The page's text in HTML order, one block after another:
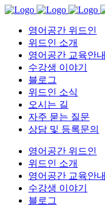
영어공간 위드인
위드인 소개
영어공간 교육안내
수강생 이야기
블로그
위드인 소식
오시는 길
자주 묻는 질문
상담 및 등록문의
영어공간 위드인
위드인 소개
영어공간 교육안내
수강생 이야기
블로그